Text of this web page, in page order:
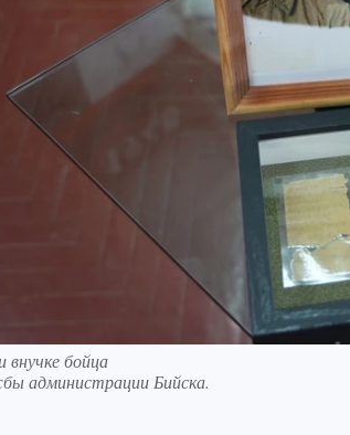
внучке бойца
администрации Бийска.